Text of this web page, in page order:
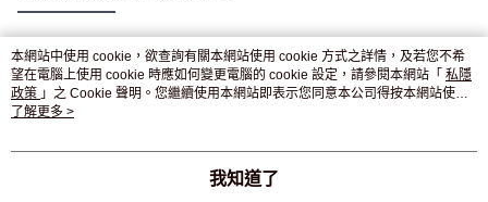
熱門標籤
熱銷排行
本網站中使用 cookie，欲查詢有關本網站使用 cookie 方式之詳情，及若您不希
望在電腦上使用 cookie 時應如何變更電腦的 cookie 設定，請參閱本網站「 私隱
政策 」之 Cookie 聲明。您繼續使用本網站即表示您同意本公司得按本網站使用
條款之 Cookie 聲明使用 cookie。
了解更多 >
我知道了